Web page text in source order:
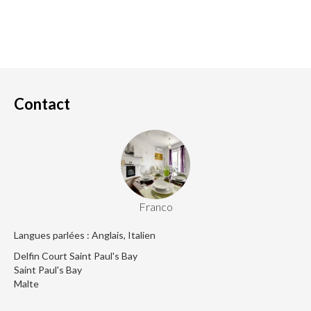
Contact
Franco
Langues parlées : Anglais, Italien
Delfin Court Saint Paul's Bay
Saint Paul's Bay
Malte